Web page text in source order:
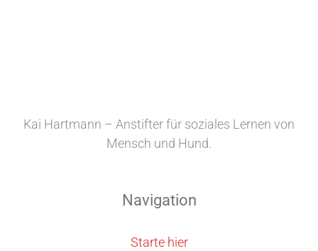
Kai Hartmann – Anstifter für soziales Lernen von
Mensch und Hund.
Navigation
Starte hier